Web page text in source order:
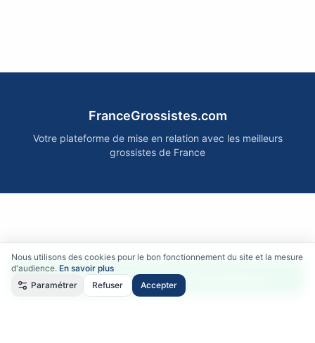
Nous utilisons des cookies pour le bon fonctionnement du site et la mesure
d'audience. En savoir plus
Paramétrer
Refuser Accepter
Accéder gratuitement aux fournisseurs
FranceGrossistes.com
Votre plateforme de mise en relation avec les meilleurs
grossistes de France